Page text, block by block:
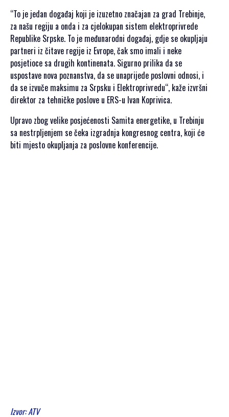
SRPSKI JEZIK
ENGLISH
“To je jedan događaj koji je izuzetno značajan za grad Trebinje,
za našu regiju a onda i za cjelokupan sistem elektroprivrede
Republike Srpske. To je međunarodni događaj, gdje se okupljaju
partneri iz čitave regije iz Еvrope, čak smo imali i neke
posjetioce sa drugih kontinenata. Sigurno prilika da se
uspostave nova poznanstva, da se unaprijede poslovni odnosi, i
da se izvuče maksimu za Srpsku i Еlektroprivredu“, kaže izvršni
direktor za tehničke poslove u ЕRS-u Ivan Koprivica.
Upravo zbog velike posjećenosti Samita energetike, u Trebinju
sa nestrpljenjem se čeka izgradnja kongresnog centra, koji će
biti mjesto okupljanja za poslovne konferencije.
Izvor: ATV